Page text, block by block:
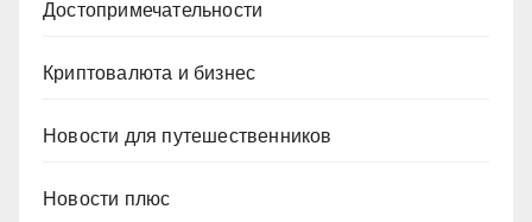
Достопримечательности
Криптовалюта и бизнес
Новости для путешественников
Новости плюс